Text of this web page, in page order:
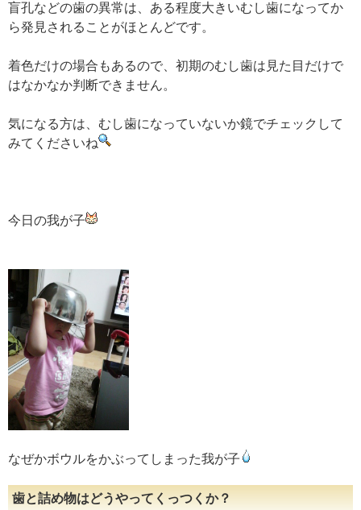
盲孔などの歯の異常は、ある程度大きいむし歯になってか
ら発見されることがほとんどです。
着色だけの場合もあるので、初期のむし歯は見た目だけで
はなかなか判断できません。
気になる方は、むし歯になっていないか鏡でチェックして
みてくださいね
今日の我が子
なぜかボウルをかぶってしまった我が子
歯と詰め物はどうやってくっつくか？